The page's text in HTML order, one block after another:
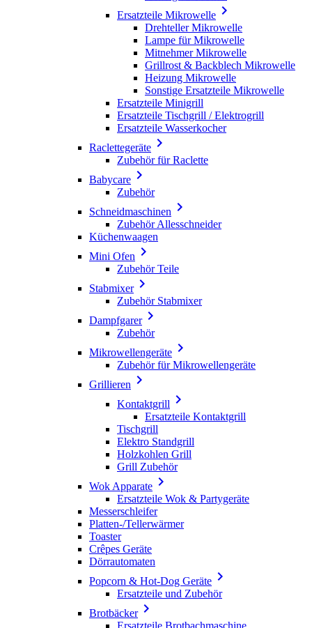
Ersatzteile Mikrowelle 
Drehteller Mikrowelle
Lampe für Mikrowelle
Mitnehmer Mikrowelle
Grillrost & Backblech Mikrowelle
Heizung Mikrowelle
Sonstige Ersatzteile Mikrowelle
Ersatzteile Minigrill
Ersatzteile Tischgrill / Elektrogrill
Ersatzteile Wasserkocher
Raclettegeräte 
Zubehör für Raclette
Babycare 
Zubehör
Schneidmaschinen 
Zubehör Allesschneider
Küchenwaagen
Mini Ofen 
Zubehör Teile
Stabmixer
Zubehör Stabmixer
Dampfgarer
Zubehör
Mikrowellengeräte 
Zubehör für Mikrowellengeräte
Grillieren 
Kontaktgrill 
Ersatzteile Kontaktgrill
Tischgrill
Elektro Standgrill
Holzkohlen Grill
Grill Zubehör
Wok Apparate 
Ersatzteile Wok & Partygeräte
Messerschleifer
Platten-/Tellerwärmer
Toaster
Crêpes Geräte
Dörrautomaten
Popcorn & Hot-Dog Geräte 
Ersatzteile und Zubehör
Brotbäcker
Ersatzteile Brotbachmaschine